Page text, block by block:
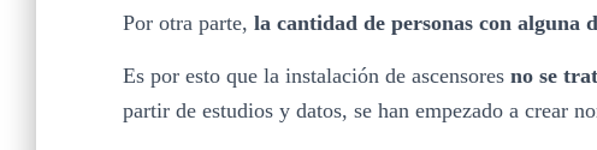
Por otra parte, la cantidad de personas con alguna
Es por esto que la instalación de ascensores no se
partir de estudios y datos, se han empezado a crear